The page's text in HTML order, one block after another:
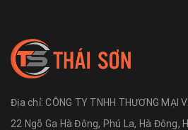
Địa chỉ:CÔNG TY TNHH THƯƠNG MẠI
22 Ngõ Ga Hà Đông, Phú La, Hà Đông,